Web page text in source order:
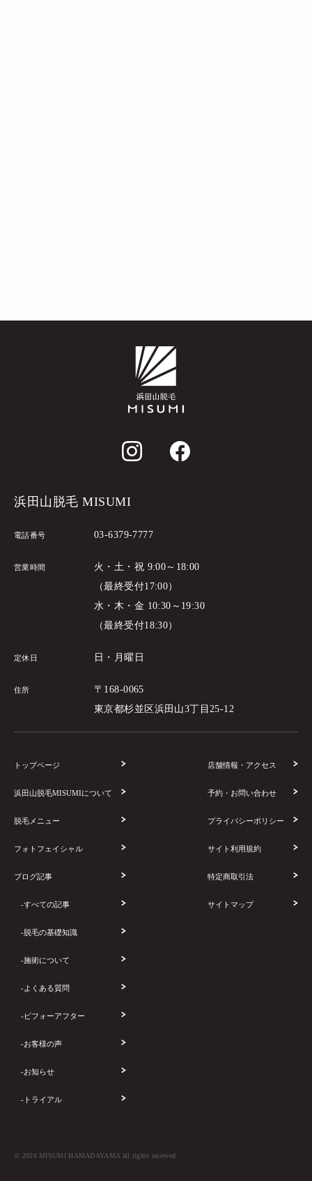
浜田山脱毛 MISUMI
電話番号 03-6379-7777
営業時間
火・土・祝 9:00～18:00
（最終受付17:00）
水・木・金 10:30～19:30
（最終受付18:30）
定休日 日・月曜日
住所
〒168-0065
東京都杉並区浜田山3丁目25-12
トップページ
浜田山脱毛MISUMIについて
脱毛メニュー
フォトフェイシャル
ブログ記事
-すべての記事
-脱毛の基礎知識
-施術について
-よくある質問
-ビフォーアフター
-お客様の声
-お知らせ
-トライアル
店舗情報・アクセス
予約・お問い合わせ
プライバシーポリシー
サイト利用規約
特定商取引法
サイトマップ
© 2026 MISUMI HAMADAYAMA all rights reserved.